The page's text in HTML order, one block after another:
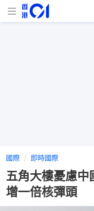
國際 即時國際
五角大樓憂慮
增一倍核彈頭